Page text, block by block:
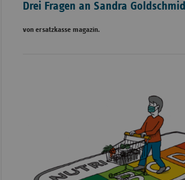
Drei Fragen an Sandra
von ersatzkasse magazin.